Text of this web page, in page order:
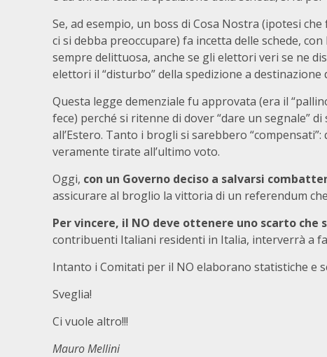
Se, ad esempio, un boss di Cosa Nostra (ipotesi
ci si debba preoccupare) fa incetta delle schede,
sempre delittuosa, anche se gli elettori veri se ne
elettori il “disturbo” della spedizione a destinazione
Questa legge demenziale fu approvata (era il
fece) perché si ritenne di dover “dare un segnale”
all’Estero. Tanto i brogli si sarebbero
veramente tirate all’ultimo voto.
Oggi, con un Governo deciso a salvarsi
assicurare al broglio la vittoria di un referendum
Per vincere, il NO deve ottenere uno scarto che
contribuenti Italiani residenti in Italia, interverrà a
Intanto i Comitati per il NO elaborano statistiche e
Sveglia!
Ci vuole altro!!!
Mauro Mellini